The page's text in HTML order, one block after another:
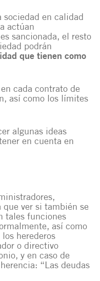
sociedad en calidad
actúan
sancionada, el resto
podrán
que tienen como
cada contrato de
así como los límites
algunas ideas
en cuenta en
que ver si también se
tales funciones
así como
herederos
o directivo
y en caso de
“Las deudas